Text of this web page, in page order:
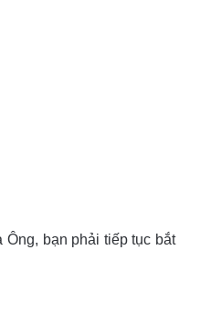
bạn phải tiếp tục bắt